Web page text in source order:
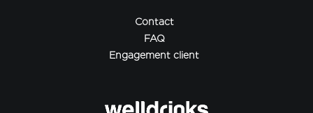
Contact
FAQ
Engagement client